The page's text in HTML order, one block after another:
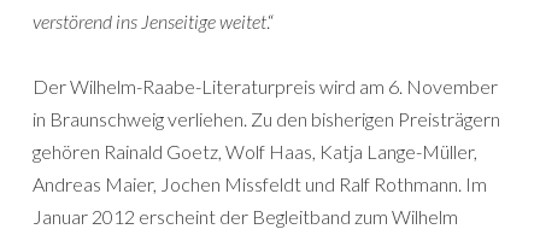
verstörend ins Jenseitige weitet.“
Der Wilhelm-Raabe-Literaturpreis wird am 6. November
in Braunschweig verliehen. Zu den bisherigen Preisträgern
gehören Rainald Goetz, Wolf Haas, Katja Lange-Müller,
Andreas Maier, Jochen Missfeldt und Ralf Rothmann. Im
Januar 2012 erscheint der Begleitband zum Wilhelm